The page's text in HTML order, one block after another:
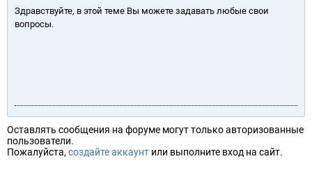
Здравствуйте, в этой теме Вы можете задавать любые свои
вопросы.
Оставлять сообщения на форуме могут только авторизованные
пользователи.
Пожалуйста, создайте аккаунт или выполните вход на сайт.